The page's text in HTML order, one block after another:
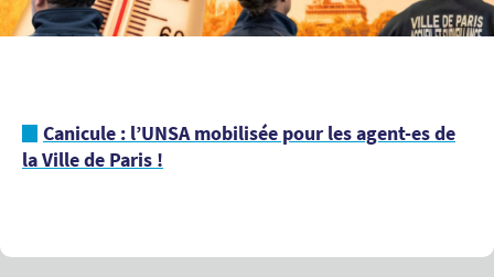
Canicule : l’UNSA mobilisée pour les agent-es de
la Ville de Paris !